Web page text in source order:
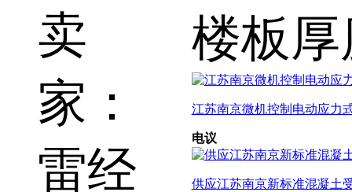
楼板
江苏南京微机控制电动应力
电议
供应江苏南京新标准混凝土
卖
家：
雷经